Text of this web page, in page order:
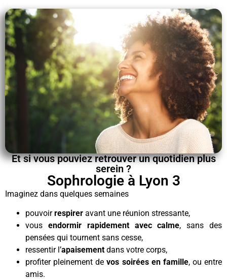
Et si vous pouviez retrouver un quotidien plus
serein ?
Sophrologie à Lyon 3
Imaginez dans quelques semaines
pouvoirrespirer avant une réunion stressante,
vous endormir rapidement avec calme, sans des
pensées qui tournent sans cesse,
ressentir l’apaisementdans votre corps,
profiter pleinement devos soirées en famille, ou entre
amis.